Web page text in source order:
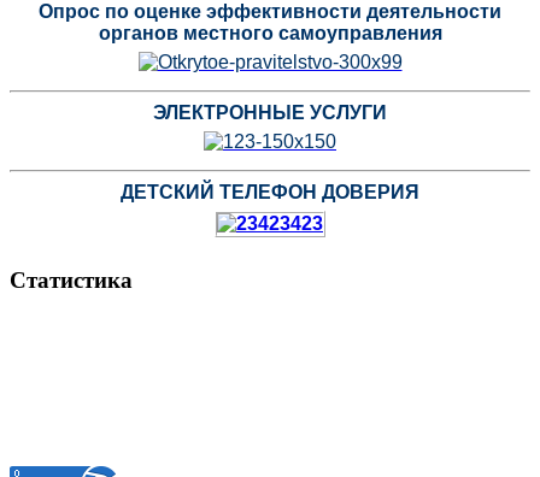
Опрос по оценке эффективности деятельности
органов местного самоуправления
ЭЛЕКТРОННЫЕ УСЛУГИ
ДЕТСКИЙ ТЕЛЕФОН ДОВЕРИЯ
Статистика